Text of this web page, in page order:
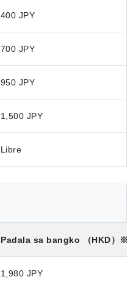
400 JPY
700 JPY
950 JPY
1,500 JPY
Libre
Padala sa bangko （HKD）※
1,980 JPY